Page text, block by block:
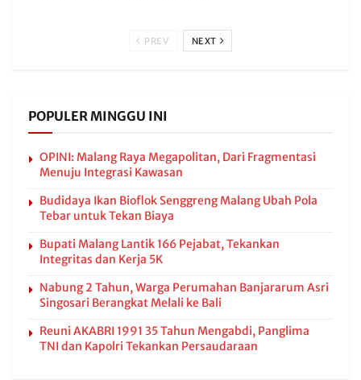
PREV NEXT
POPULER MINGGU INI
OPINI: Malang Raya Megapolitan, Dari Fragmentasi
Menuju Integrasi Kawasan
Budidaya Ikan Bioflok Senggreng Malang Ubah Pola
Tebar untuk Tekan Biaya
Bupati Malang Lantik 166 Pejabat, Tekankan
Integritas dan Kerja 5K
Nabung 2 Tahun, Warga Perumahan Banjararum Asri
Singosari Berangkat Melali ke Bali
Reuni AKABRI 1991 35 Tahun Mengabdi, Panglima
TNI dan Kapolri Tekankan Persaudaraan